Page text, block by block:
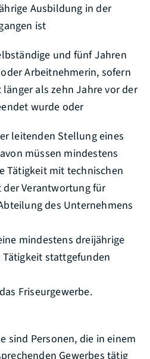
Ausbildung in der
ist
und fünf Jahren
Arbeitnehmerin, sofern
als zehn Jahre vor der
wurde oder
leitenden Stellung eines
müssen mindestens
Tätigkeit mit technischen
Verantwortung für
des Unternehmens
mindestens dreijährige
stattgefunden
Friseurgewerbe.
sind Personen, die in einem
Gewerbes tätig